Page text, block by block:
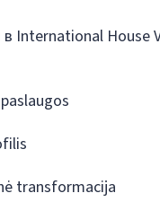
в International House
transformacija